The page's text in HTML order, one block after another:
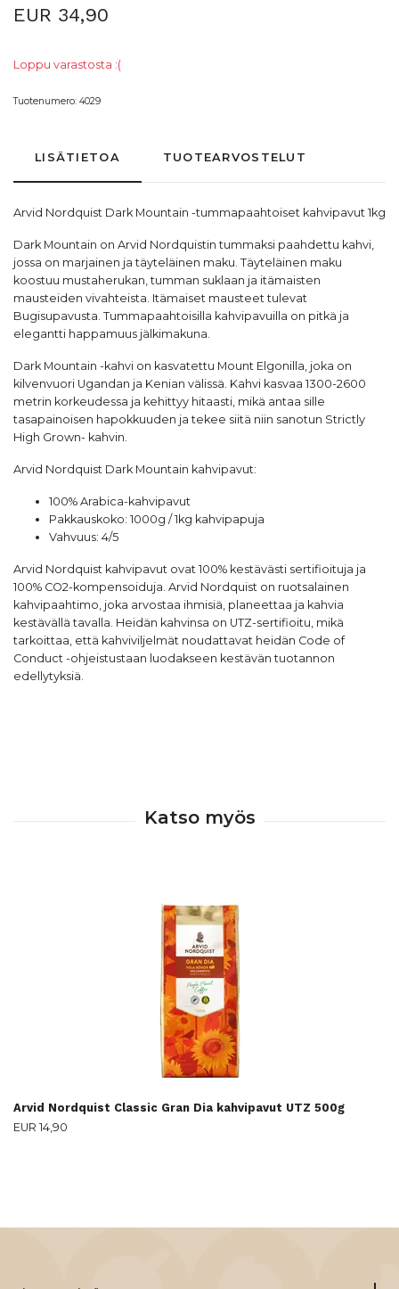
EUR 34,90
Loppu varastosta :(
Tuotenumero: 4029
LISÄTIETOA TUOTEARVOSTELUT
Arvid Nordquist Dark Mountain -tummapaahtoiset kahvipavut 1kg
Dark Mountain on Arvid Nordquistin tummaksi paahdettu kahvi,
jossa on marjainen ja täyteläinen maku. Täyteläinen maku
koostuu mustaherukan, tumman suklaan ja itämaisten
mausteiden vivahteista. Itämaiset mausteet tulevat
Bugisupavusta. Tummapaahtoisilla kahvipavuilla on pitkä ja
elegantti happamuus jälkimakuna.
Dark Mountain -kahvi on kasvatettu Mount Elgonilla, joka on
kilvenvuori Ugandan ja Kenian välissä. Kahvi kasvaa 1300-2600
metrin korkeudessa ja kehittyy hitaasti, mikä antaa sille
tasapainoisen hapokkuuden ja tekee siitä niin sanotun Strictly
High Grown- kahvin.
Arvid Nordquist Dark Mountain kahvipavut:
100% Arabica-kahvipavut
Pakkauskoko: 1000g / 1kg kahvipapuja
Vahvuus: 4/5
Arvid Nordquist kahvipavut ovat 100% kestävästi sertifioituja ja
100% CO2-kompensoiduja. Arvid Nordquist on ruotsalainen
kahvipaahtimo, joka arvostaa ihmisiä, planeettaa ja kahvia
kestävällä tavalla. Heidän kahvinsa on UTZ-sertifioitu, mikä
tarkoittaa, että kahviviljelmät noudattavat heidän Code of
Conduct -ohjeistustaan luodakseen kestävän tuotannon
edellytyksiä.
Arvid Nordquist Classic Gran Dia kahvipavut UTZ 500g
EUR 14,90